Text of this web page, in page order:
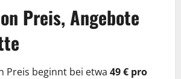
Preis, Angebote
Preis beginnt bei etwa 49 € pro